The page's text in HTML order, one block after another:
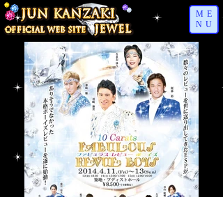
ME
NU